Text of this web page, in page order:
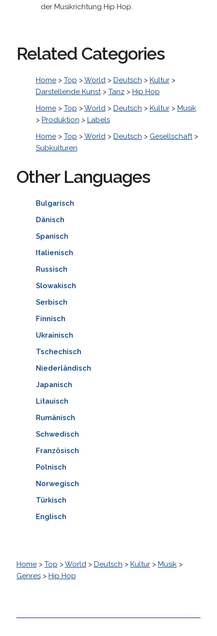
der Musikrichtung Hip Hop.
Related Categories
Home> Top >World> Deutsch > Kultur>
Darstellende Kunst> Tanz> Hip Hop
Home> Top >World> Deutsch > Kultur> Musik
> Produktion > Labels
Home> Top >World> Deutsch > Gesellschaft>
Subkulturen
Other Languages
Bulgarisch
Dänisch
Spanisch
Italienisch
Russisch
Slowakisch
Serbisch
Finnisch
Ukrainisch
Tschechisch
Niederländisch
Japanisch
Litauisch
Rumänisch
Schwedisch
Französisch
Polnisch
Norwegisch
Türkisch
Englisch
Home> Top >World> Deutsch > Kultur> Musik>
Genres> Hip Hop